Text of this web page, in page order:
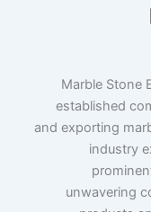
Marble Stone
established
and exporting
industry
unwavering